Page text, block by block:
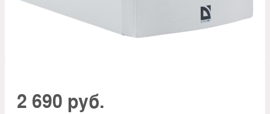
2 690 руб.